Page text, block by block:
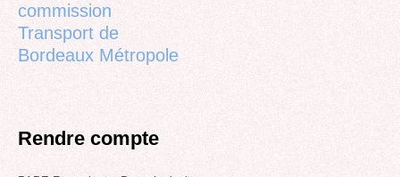
commission
Transport de
Bordeaux Métropole
Rendre compte